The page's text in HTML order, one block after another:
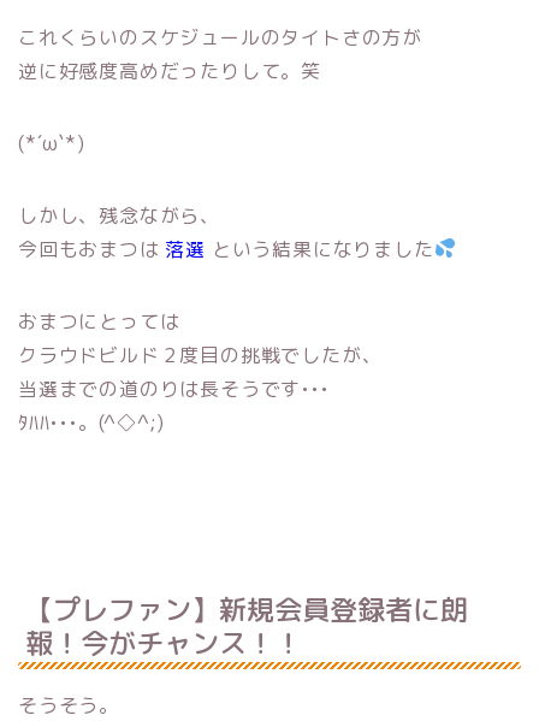
これくらいのスケジュールのタイトさの方が
逆に好感度高めだったりして。笑
(*´ω`*)
しかし、残念ながら、
今回もおまつは 落選 という結果になりました
おまつにとっては
クラウドビルド２度目の挑戦でしたが、
当選までの道のりは長そうです•••
ﾀﾊﾊ•••。(^◇^;)
【プレファン】新規会員登録者に朗
報！今がチャンス！！
そうそう。